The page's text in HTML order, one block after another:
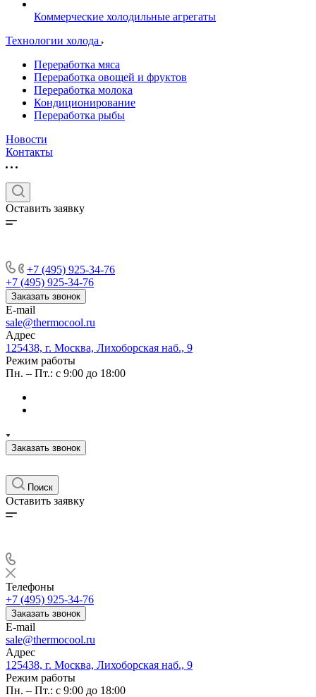
Коммерческие холодильные агрегаты
Технологии холода
Переработка мяса
Переработка овощей и фруктов
Переработка молока
Кондиционирование
Переработка рыбы
Новости
Контакты
Оставить заявку
+7 (495) 925-34-76
+7 (495) 925-34-76
Заказать звонок
E-mail
sale@thermocool.ru
Адрес
125438, г. Москва, Лихоборская наб., 9
Режим работы
Пн. – Пт.: с 9:00 до 18:00
Заказать звонок
Поиск
Оставить заявку
Телефоны
+7 (495) 925-34-76
Заказать звонок
E-mail
sale@thermocool.ru
Адрес
125438, г. Москва, Лихоборская наб., 9
Режим работы
Пн. – Пт.: с 9:00 до 18:00